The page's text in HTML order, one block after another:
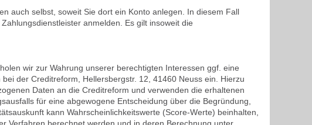
auch selbst, soweit Sie dort ein Konto anlegen. In diesem Fall
anmelden. Es gilt insoweit die
wir zur Wahrung unserer berechtigten Interessen ggf. eine
der Creditreform, Hellersbergstr. 12, 41460 Neuss ein. Hierzu
Daten an die Creditreform und verwenden die erhaltenen
für eine abgewogene Entscheidung über die Begründung,
kann Wahrscheinlichkeitswerte (Score-Werte) beinhalten,